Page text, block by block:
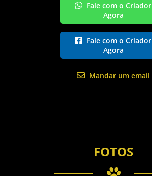
Fale com o Criador
Agora
Fale com o Criador
Agora
Mandar um email
FOTOS